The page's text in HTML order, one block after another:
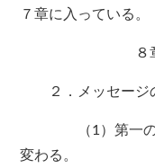
７章に入っている。
８章は、８
２．メッセージ
（1）第一の災
変わる。